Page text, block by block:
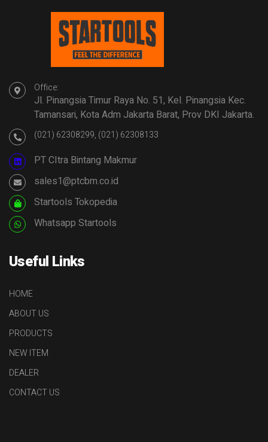
Office:
Jl. Pinangsia Timur Raya No. 51, Kel. Pinangsia Kec.
Tamansari, Kota Adm Jakarta Barat, Prov DKI Jakarta.
(021) 62308299, (021) 62308133
PT CItra Bintang Makmur
sales1@ptcbm.co.id
Startools Tokopedia
Whatsapp Startools
Useful Links
HOME
ABOUT US
PRODUCTS
NEW ITEM
DEALER
CONTACT US